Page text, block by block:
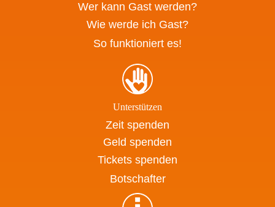
Wer kann Gast werden?
Wie werde ich Gast?
So funktioniert es!
Unterstützen
Zeit spenden
Geld spenden
Tickets spenden
Botschafter